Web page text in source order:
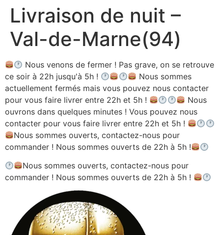
Aller
contenu
Livraison de nuit –
Val-de-Marne(94)
Nous venons de fermer ! Pas grave, on se retrouve
ce soir à 22h jusqu'à 5h !
Nous sommes
actuellement fermés mais vous pouvez nous contacter
pour vous faire livrer entre 22h et 5h !
Nous
ouvrons dans quelques minutes ! Vous pouvez nous
contacter pour vous faire livrer entre 22h et 5h !
Nous sommes ouverts, contactez-nous pour
commander ! Nous sommes ouverts de 22h à 5h !
Nous sommes ouverts, contactez-nous pour
commander ! Nous sommes ouverts de 22h à 5h !